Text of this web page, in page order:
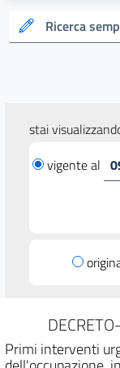
Ricerca
stai
vigente al
Primi interventi